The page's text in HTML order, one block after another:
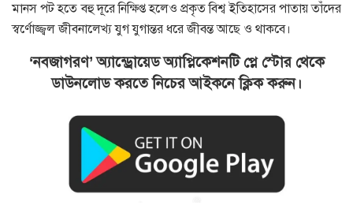
মানস পট হতে বহু দূরে নিক্ষিপ্ত হলেও প্রকৃত বিশ্ব ইতিহাসের পাতায় তাঁদের
স্বর্ণোজ্জ্বল জীবনালেখ্য যুগ যুগান্তর ধরে জীবন্ত আছে ও থাকবে।
‘নবজাগরণ’ অ্যান্ড্রোয়েড অ্যাপ্লিকেশনটি প্লে স্টোর থেকে
ডাউনলোড করতে নিচের আইকনে ক্লিক করুন।